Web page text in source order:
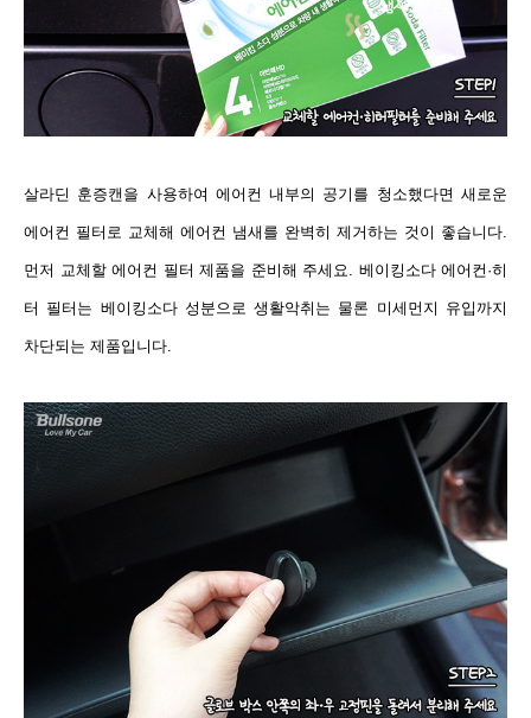
살라딘 훈증캔을 사용하여 에어컨 내부의 공기를 청소했다면 새로운
에어컨 필터로 교체해 에어컨 냄새를 완벽히 제거하는 것이 좋습니다.
먼저 교체할 에어컨 필터 제품을 준비해 주세요. 베이킹소다 에어컨·히
터 필터는 베이킹소다 성분으로 생활악취는 물론 미세먼지 유입까지
차단되는 제품입니다.